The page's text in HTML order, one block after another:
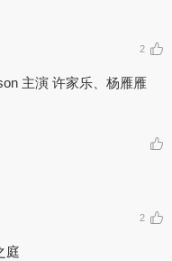
2
主演 许家乐、杨雁雁
2
庭